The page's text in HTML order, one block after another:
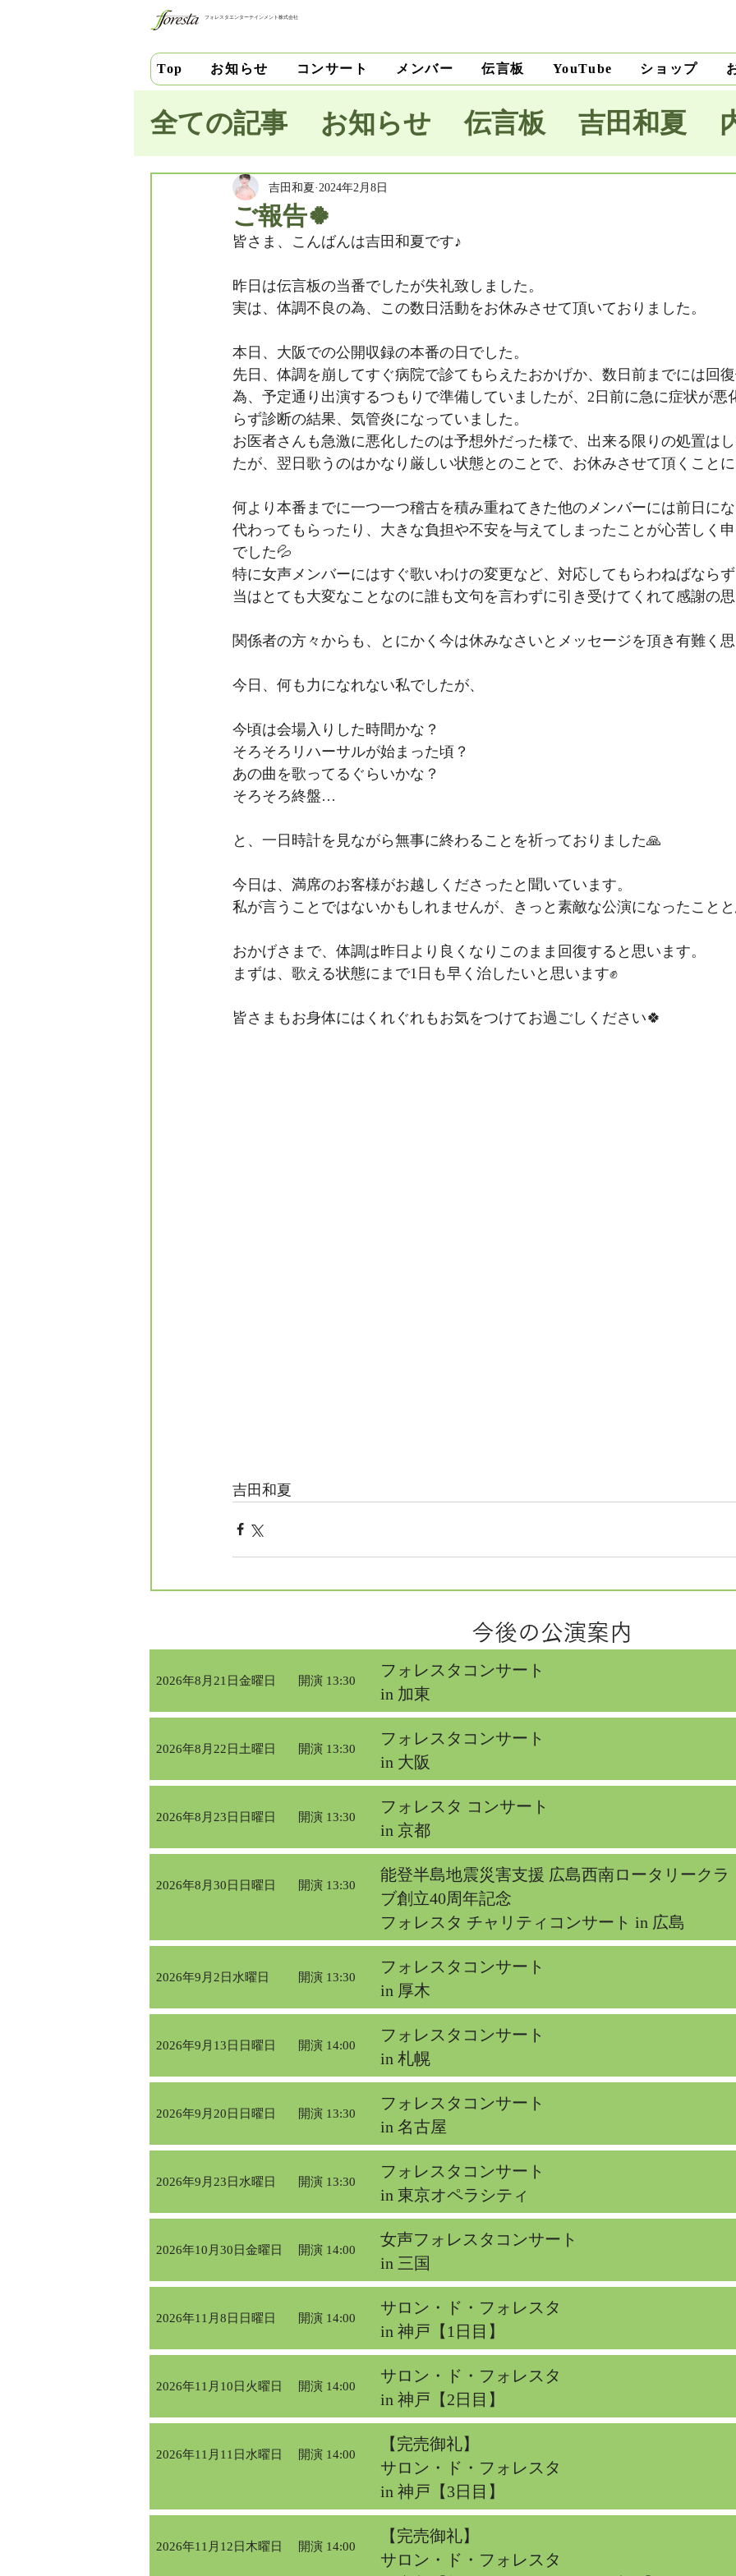
フォレスタエンターテインメント株式会社
Top お知らせ コンサート メンバー 伝言板 YouTube ショップ
全ての記事 お知らせ 伝言板 吉田和夏
池田史花 三宅里菜
中安千晶 財木麗子
竹内直紀 山本将生 大野隆 石川和男
フォレスタエンターテインメント
ご報告🍀
吉田和夏 2024年2月8日
皆さま、こんばんは吉田和夏です♪
昨日は伝言板の当番でしたが失礼致しました。
実は、体調不良の為、この数日活動をお休みさせて頂いておりました。
本日、大阪での公開収録の本番の日でした。
先日、体調を崩してすぐ病院で診てもらえたおかげか、数日前までには回
為、予定通り出演するつもりで準備していましたが、2日前に急に症状が悪
らず診断の結果、気管炎になっていました。
お医者さんも急激に悪化したのは予想外だった様で、出来る限りの処置は
たが、翌日歌うのはかなり厳しい状態とのことで、お休みさせて頂くことに
何より本番までに一つ一つ稽古を積み重ねてきた他のメンバーには前日に
代わってもらったり、大きな負担や不安を与えてしまったことが心苦しく
でした💦
特に女声メンバーにはすぐ歌いわけの変更など、対応してもらわねばなら
当はとても大変なことなのに誰も文句を言わずに引き受けてくれて感謝の
関係者の方々からも、とにかく今は休みなさいとメッセージを頂き有難く思
今日、何も力になれない私でしたが、
今頃は会場入りした時間かな？
そろそろリハーサルが始まった頃？
あの曲を歌ってるぐらいかな？
そろそろ終盤…
と、一日時計を見ながら無事に終わることを祈っておりました🙏
今日は、満席のお客様がお越しくださったと聞いています。
私が言うことではないかもしれませんが、きっと素敵な公演になったこと
おかげさまで、体調は昨日より良くなりこのまま回復すると思います。
まずは、歌える状態にまで1日も早く治したいと思います✊
皆さまもお身体にはくれぐれもお気をつけてお過ごしください🍀
吉田和夏
今後の公演案内
2026年8月21日金曜日 開演 13:30
フォレスタコンサート
in 加東
2026年8月22日土曜日 開演 13:30
フォレスタコンサート
in 大阪
2026年8月23日日曜日 開演 13:30
フォレスタ コンサート
in 京都
2026年8月30日日曜日 開演 13:30
能登半島地震災害支援 広島西南ロータリークラ
ブ創立40周年記念
フォレスタ チャリティコンサート in 広島
2026年9月2日水曜日 開演 13:30
フォレスタコンサート
in 厚木
2026年9月13日日曜日 開演 14:00
フォレスタコンサート
in 札幌
2026年9月20日日曜日 開演 13:30
フォレスタコンサート
in 名古屋
2026年9月23日水曜日 開演 13:30
フォレスタコンサート
in 東京オペラシティ
2026年10月30日金曜日 開演 14:00
女声フォレスタコンサート
in 三国
2026年11月8日日曜日 開演 14:00
サロン・ド・フォレスタ
in 神戸【1日目】
2026年11月10日火曜日 開演 14:00
サロン・ド・フォレスタ
in 神戸【2日目】
2026年11月11日水曜日 開演 14:00
【完売御礼】
サロン・ド・フォレスタ
in 神戸【3日目】
2026年11月12日木曜日 開演 14:00
【完売御礼】
サロン・ド・フォレスタ